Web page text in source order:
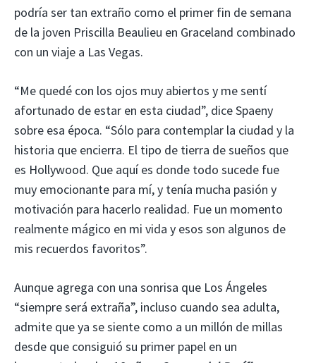
podría ser tan extraño como el primer fin de semana
de la joven Priscilla Beaulieu en Graceland combinado
con un viaje a Las Vegas.
“Me quedé con los ojos muy abiertos y me sentí
afortunado de estar en esta ciudad”, dice Spaeny
sobre esa época. “Sólo para contemplar la ciudad y la
historia que encierra. El tipo de tierra de sueños que
es Hollywood. Que aquí es donde todo sucede fue
muy emocionante para mí, y tenía mucha pasión y
motivación para hacerlo realidad. Fue un momento
realmente mágico en mi vida y esos son algunos de
mis recuerdos favoritos”.
Aunque agrega con una sonrisa que Los Ángeles
“siempre será extraña”, incluso cuando sea adulta,
admite que ya se siente como a un millón de millas
desde que consiguió su primer papel en un